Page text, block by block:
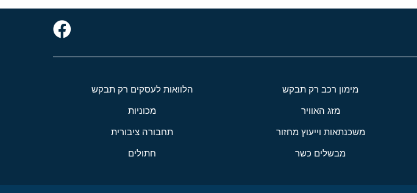
מימון רכב רק תבקש הלוואות לעסקים רק תבקש
מזג האוויר מכוניות
משכנתאות וייעוץ מחזור תחבורה ציבורית
מבשלים כשר חתולים